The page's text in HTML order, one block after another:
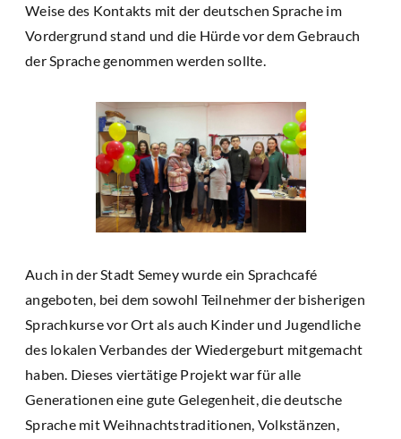
Weise des Kontakts mit der deutschen Sprache im
Vordergrund stand und die Hürde vor dem Gebrauch
der Sprache genommen werden sollte.
Auch in der Stadt Semey wurde ein Sprachcafé
angeboten, bei dem sowohl Teilnehmer der bisherigen
Sprachkurse vor Ort als auch Kinder und Jugendliche
des lokalen Verbandes der Wiedergeburt mitgemacht
haben. Dieses viertätige Projekt war für alle
Generationen eine gute Gelegenheit, die deutsche
Sprache mit Weihnachtstraditionen, Volkstänzen,